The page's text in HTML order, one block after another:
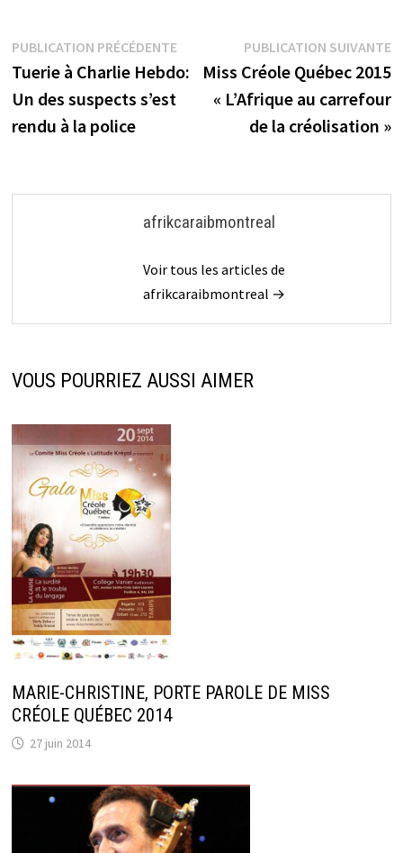
Navigation
de
l’article
PUBLICATION PRÉCÉDENTEPublication
précédente :
Tuerie à Charlie Hebdo:
Un des suspects s’est
rendu à la police
PUBLICATION SUIVANTE
Miss Créole Québec 2015
« L’Afrique au carrefour
de la créolisation »
afrikcaraibmontreal
Voir tous les articles de
afrikcaraibmontreal →
VOUS POURRIEZ AUSSI AIMER
MARIE-CHRISTINE, PORTE PAROLE DE MISS
CRÉOLE QUÉBEC 2014
27 juin 2014